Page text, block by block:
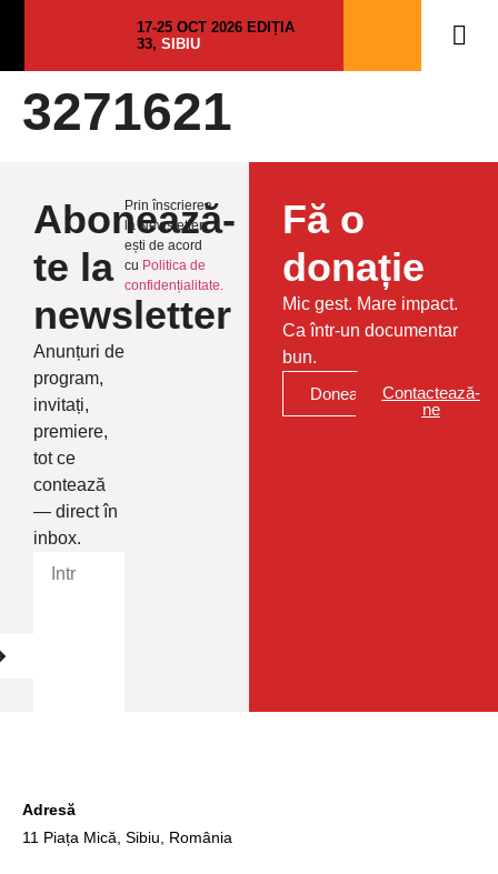
17-25 OCT 2026 EDIȚIA
33, SIBIU
3271621
Abonează-
te la
newsletter
Anunțuri de
program,
invitați,
premiere,
tot ce
contează
— direct în
inbox.
Prin înscrierea
la Newsletter
ești de acord
cu Politica de
confidențialitate.
Fă o
donație
Mic gest. Mare impact.
Ca într-un documentar
bun.
Donează
Contactează-
ne
Adresă
11 Piața Mică, Sibiu, România